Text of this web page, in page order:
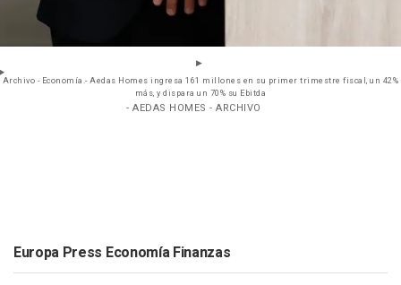
Archivo - Economía.- Aedas Homes ingresa 161 millones en su primer trimestre fiscal, un 42%
más, y dispara un 70% su Ebitda
- AEDAS HOMES - ARCHIVO
Europa Press Economía Finanzas